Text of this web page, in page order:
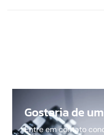
Gostaria de
Entre em contato